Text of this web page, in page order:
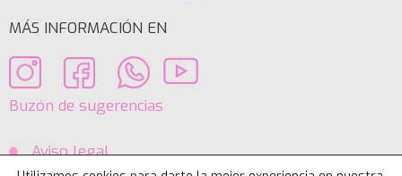
MÁS INFORMACIÓN EN
Buzón de sugerencias
Aviso legal